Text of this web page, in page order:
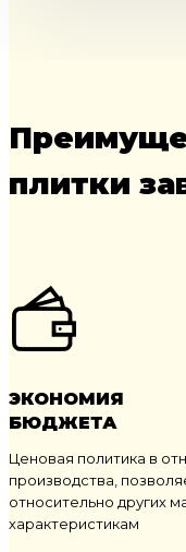
плитки
ЭКОНОМИЯ
БЮДЖЕТА
Ценовая политика в
производства,
относительно других
характеристикам